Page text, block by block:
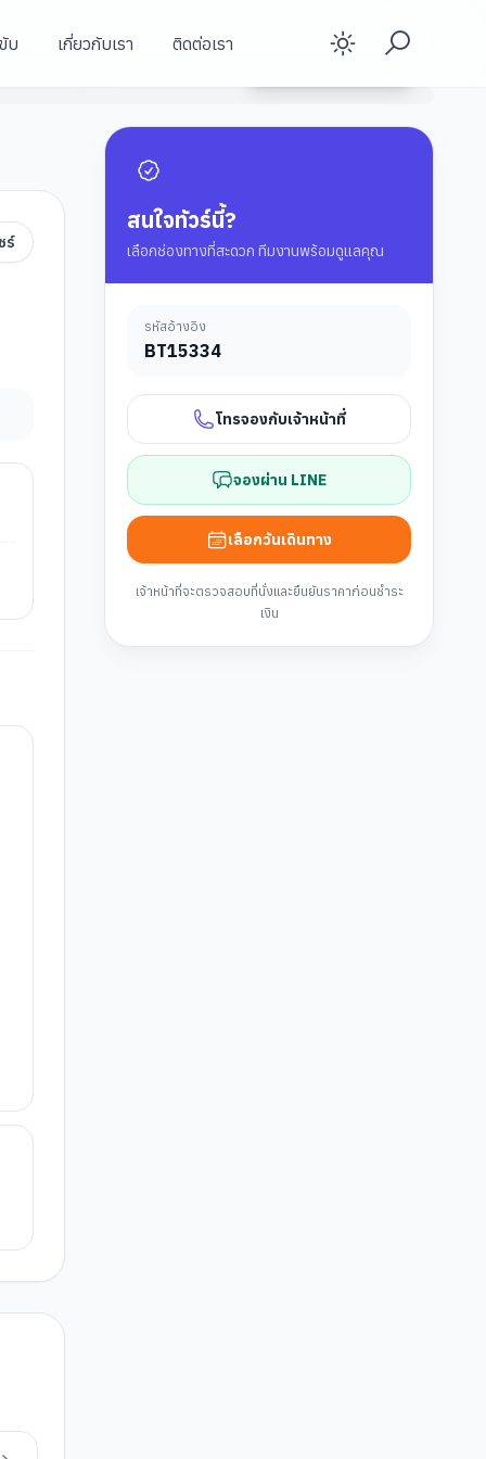
บ เกี่ยวกับเรา ติดต่อเรา Enable
ร์
สนใจทัวร์นี้?
เลือกช่องทางที่สะดวก ทีมงานพร้อมดูแลคุณ
รหัสอ้างอิง
BT15334
โทรจองกับเจ้าหน้าที่
จองผ่าน LINE
เลือกวันเดินทาง
เจ้าหน้าที่จะตรวจสอบที่นั่งและยืนยันราคาก่อนชำระ
เงิน